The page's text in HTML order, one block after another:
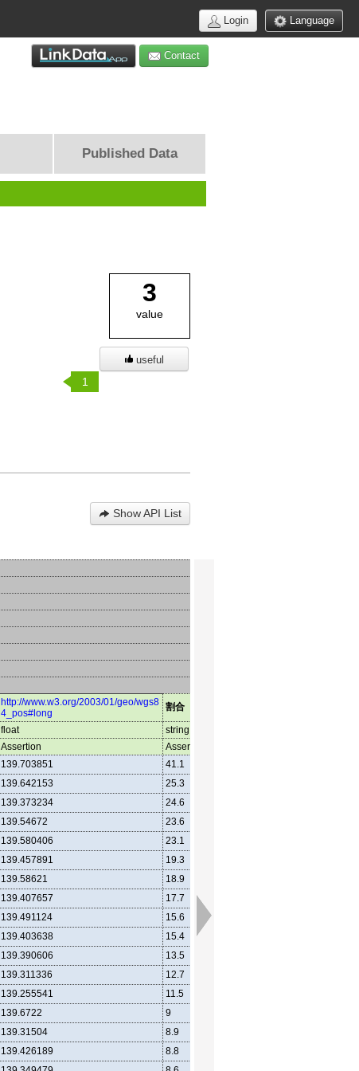
Language
Login
Contact
Published Data
3
value
useful
1
Show API List
http://www.w3.org/2003/01/geo/wgs8
4_pos#long
割合（％）
float
string:ja
Assertion
Assertion
139.703851
41.1
139.642153
25.3
139.373234
24.6
139.54672
23.6
139.580406
23.1
139.457891
19.3
139.58621
18.9
139.407657
17.7
139.491124
15.6
139.403638
15.4
139.390606
13.5
139.311336
12.7
139.255541
11.5
139.6722
9
139.31504
8.9
139.426189
8.8